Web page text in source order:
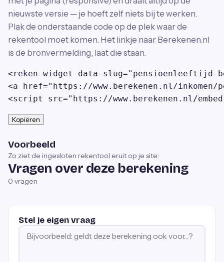
nieuwste versie — je hoeft zelf niets bij te werken.
Plak de onderstaande code op de plek waar de
rekentool moet komen. Het linkje naar Berekenen.nl
is de bronvermelding; laat die staan.
<reken-widget data-slug="pensioenleeftijd-
<a href="https://www.berekenen.nl/
<script src="https://www.berekenen.nl/
Kopiëren
Voorbeeld
Zo ziet de ingesloten rekentool eruit op je site:
Vragen over deze berekening
0 vragen
Stel je eigen vraag